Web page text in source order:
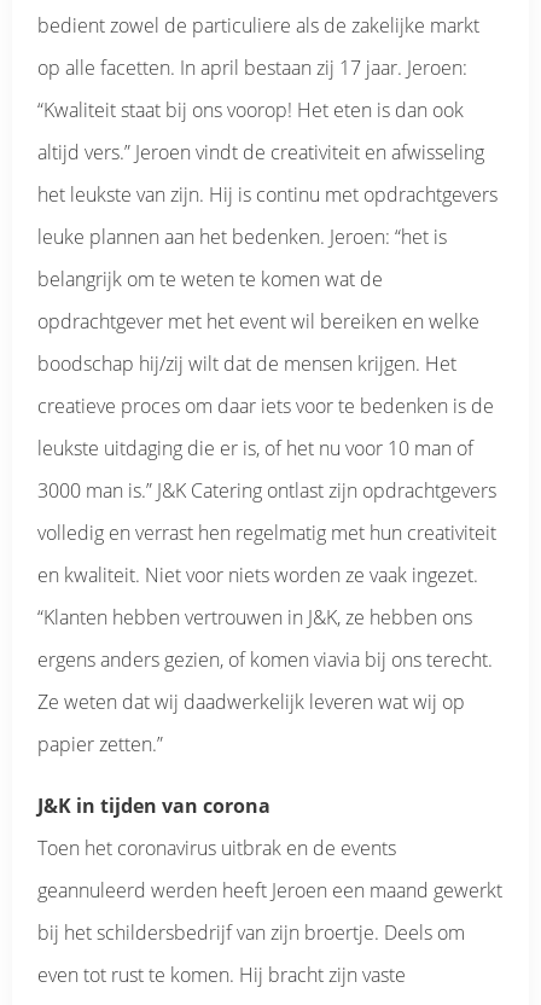
bedient zowel de particuliere als de zakelijke markt
op alle facetten. In april bestaan zij 17 jaar. Jeroen:
“Kwaliteit staat bij ons voorop! Het eten is dan ook
altijd vers.” Jeroen vindt de creativiteit en afwisseling
het leukste van zijn. Hij is continu met opdrachtgevers
leuke plannen aan het bedenken. Jeroen: “het is
belangrijk om te weten te komen wat de
opdrachtgever met het event wil bereiken en welke
boodschap hij/zij wilt dat de mensen krijgen. Het
creatieve proces om daar iets voor te bedenken is de
leukste uitdaging die er is, of het nu voor 10 man of
3000 man is.” J&K Catering ontlast zijn opdrachtgevers
volledig en verrast hen regelmatig met hun creativiteit
en kwaliteit. Niet voor niets worden ze vaak ingezet.
“Klanten hebben vertrouwen in J&K, ze hebben ons
ergens anders gezien, of komen viavia bij ons terecht.
Ze weten dat wij daadwerkelijk leveren wat wij op
papier zetten.”
J&K in tijden van corona
Toen het coronavirus uitbrak en de events
geannuleerd werden heeft Jeroen een maand gewerkt
bij het schildersbedrijf van zijn broertje. Deels om
even tot rust te komen. Hij bracht zijn vaste